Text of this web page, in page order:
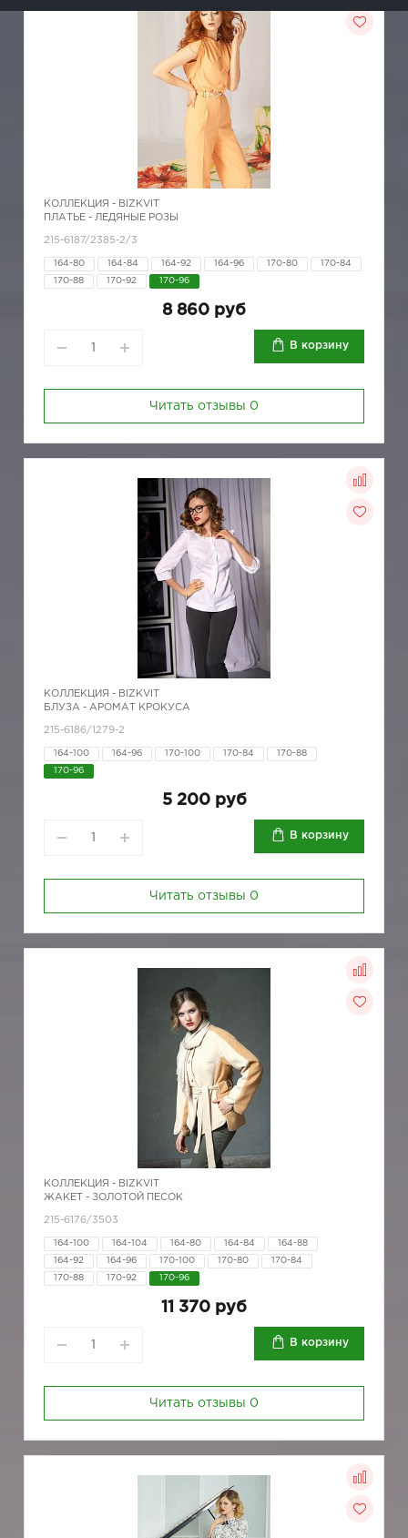
КОЛЛЕКЦИЯ - BIZKVIT
ПЛАТЬЕ - ЛЕДЯНЫЕ РОЗЫ
215-6187/2385-2/3
164-80 164-84 164-92 164-96 170-80 170-84
170-88 170-92 170-96
8 860 руб
В корзину
Читать отзывы 0
КОЛЛЕКЦИЯ - BIZKVIT
БЛУЗА - АРОМАТ КРОКУСА
215-6186/1279-2
164-100 164-96 170-100 170-84 170-88
170-96
5 200 руб
В корзину
Читать отзывы 0
КОЛЛЕКЦИЯ - BIZKVIT
ЖАКЕТ - ЗОЛОТОЙ ПЕСОК
215-6176/3503
164-100 164-104 164-80 164-84 164-88
164-92 164-96 170-100 170-80 170-84
170-88 170-92 170-96
11 370 руб
В корзину
Читать отзывы 0